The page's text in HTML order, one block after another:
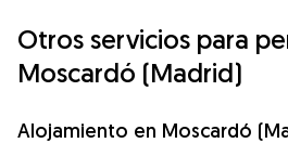
Otros servicios para
Moscardó (Madrid)
Alojamiento en Moscardó